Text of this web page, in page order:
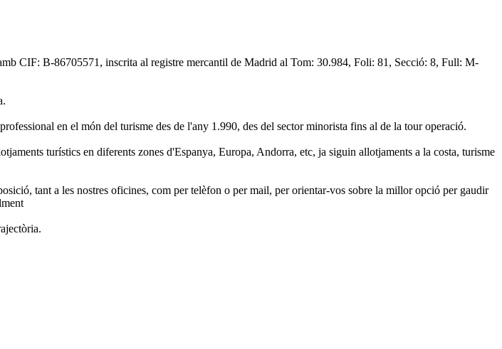
CIF: B-86705571, inscrita al registre mercantil de Madrid al Tom: 30.984, Foli: 81, Secció: 8, Full: M-
en el món del turisme des de l'any 1.990, des del sector minorista fins al de la tour operació.
turístics en diferents zones d'Espanya, Europa, Andorra, etc, ja siguin allotjaments a la costa, turisme
tant a les nostres oficines, com per telèfon o per mail, per orientar-vos sobre la millor opció per gaudir